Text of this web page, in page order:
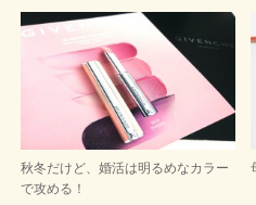
秋冬だけど、婚活は明るめなカラー
で攻める！